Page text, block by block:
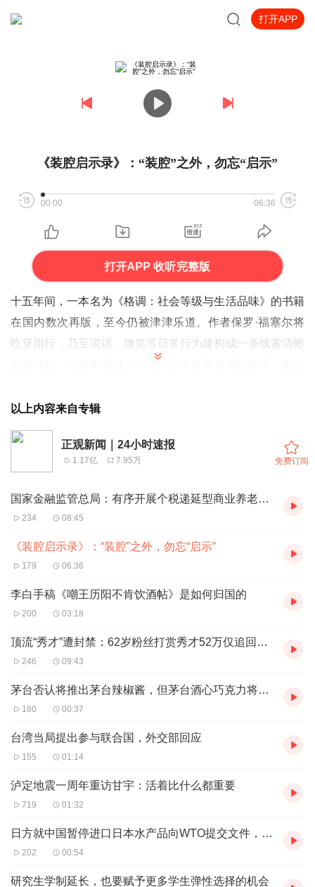
打开APP
《装腔启示录》：“装腔”之外，勿忘“启示”
00:00 06:36
打开APP 收听完整版
十五年间，一本名为《格调：社会等级与生活品味》的书籍
在国内数次再版，至今仍被津津乐道。作者保罗·福塞尔将
吃穿用行，乃至说话、微笑等日常行为建构成一条线索清晰
近日，以“装腔”二字直接入题的现代都市剧《装腔启示录》
登陆湖南卫视、芒果TV季风剧场播出。在都市男女从相互
试探到重拾自我的爱情故事之外，“怎么装”“装什么”“装不
装”等话题成为观众热议的焦点。
作为一种刻意表现又心照不宣的行为，“装腔”在人类社会中
存在甚久。从社会行为的角度看，它往往指某人展现出自己
是欺骗行为。但《装腔启示录》以14集的体量，将这一“看
现，向观众描绘了当今都市职场与婚恋关系中，“装”的三
重“境界”。
“装”的第一重，是精心挑选繁华下的假面，刻意迎合社会规
训与游戏规则。剧集开篇便充斥着这种“一眼假”的装腔作
群”而不自觉地过起了“精致穷”的生活；男主角许子诠极善暧
用“明显而不刻意”的语气，在闺蜜面前疯狂输出老公的体贴
友圈文案、笔挺的西装与落单奢侈品、太太们间的攀比和露
馅，连同“保持精致是CBD女人的自我修养”的宣言、“一线城
市新中产”的姿态，显得隆重而可笑。因此，当剧情的笑点
主要来自各人的腔调被拆穿之时，映射出的是都市人群自我
以上内容来自专辑
正观新闻｜24小时速报
1.17亿 7.95万 免费订阅
国家金融监管总局：有序开展个税递延型商业养老保险试点与个人养老金衔接
234 08:45
《装腔启示录》：“装腔”之外，勿忘“启示”
179 06:36
李白手稿《嘲王历阳不肯饮酒帖》是如何归国的
200 03:18
顶流“秀才”遭封禁：62岁粉丝打赏秀才52万仅追回数万
246 09:43
​茅台否认将推出茅台辣椒酱，但茅台酒心巧克力将面市
180 00:37
台湾当局提出参与联合国，外交部回应
155 01:14
泸定地震一周年重访甘宇：活着比什么都重要
719 01:32
日方就中国暂停进口日本水产品向WTO提交文件，外交部回应
202 00:54
研究生学制延长，也要赋予更多学生弹性选择的机会